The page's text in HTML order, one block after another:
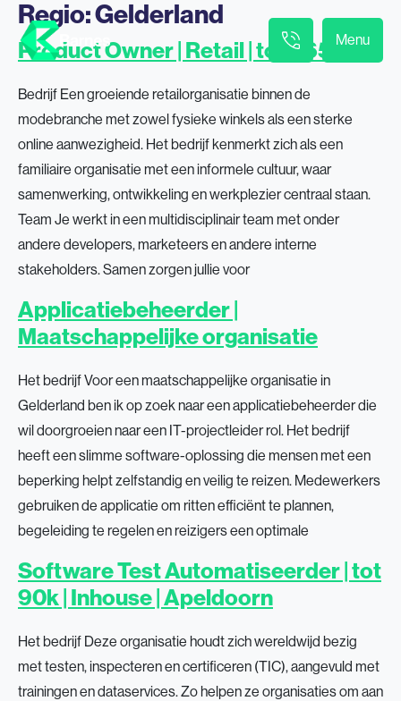
Menu
Regio:Gelderland
Product Owner | Retail | tot €65.000
Bedrijf Een groeiende retailorganisatie binnen de
modebranche met zowel fysieke winkels als een sterke
online aanwezigheid. Het bedrijf kenmerkt zich als een
familiaire organisatie met een informele cultuur, waar
samenwerking, ontwikkeling en werkplezier centraal staan.
Team Je werkt in een multidisciplinair team met onder
andere developers, marketeers en andere interne
stakeholders. Samen zorgen jullie voor
Applicatiebeheerder |
Maatschappelijke organisatie
Het bedrijf Voor een maatschappelijke organisatie in
Gelderland ben ik op zoek naar een applicatiebeheerder die
wil doorgroeien naar een IT-projectleider rol. Het bedrijf
heeft een slimme software-oplossing die mensen met een
beperking helpt zelfstandig en veilig te reizen. Medewerkers
gebruiken de applicatie om ritten efficiënt te plannen,
begeleiding te regelen en reizigers een optimale
Software Test Automatiseerder | tot
90k | Inhouse | Apeldoorn
Het bedrijf Deze organisatie houdt zich wereldwijd bezig
met testen, inspecteren en certificeren (TIC), aangevuld met
trainingen en dataservices. Zo helpen ze organisaties om aan